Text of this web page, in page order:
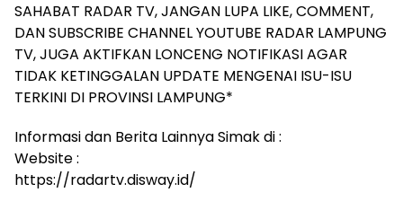
SAHABAT RADAR TV, JANGAN LUPA LIKE, COMMENT,
DAN SUBSCRIBE CHANNEL YOUTUBE RADAR LAMPUNG
TV, JUGA AKTIFKAN LONCENG NOTIFIKASI AGAR
TIDAK KETINGGALAN UPDATE MENGENAI ISU-ISU
TERKINI DI PROVINSI LAMPUNG*
Informasi dan Berita Lainnya Simak di :
Website :
https://radartv.disway.id/